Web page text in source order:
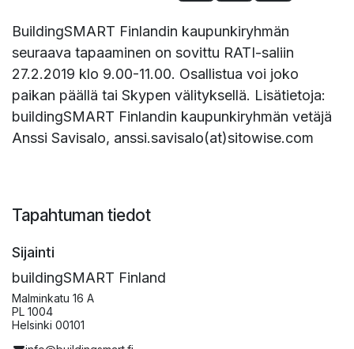
BuildingSMART Finlandin kaupunkiryhmän
seuraava tapaaminen on sovittu RATI-saliin
27.2.2019 klo 9.00-11.00. Osallistua voi joko
paikan päällä tai Skypen välityksellä. Lisätietoja:
buildingSMART Finlandin kaupunkiryhmän vetäjä
Anssi Savisalo, anssi.savisalo(at)sitowise.com
Tapahtuman tiedot
Sijainti
buildingSMART Finland
Malminkatu 16 A
PL 1004
Helsinki 00101